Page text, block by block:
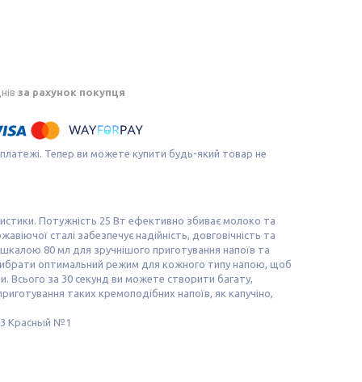
за рахунок покупця
платежі. Тепер ви можете купити будь-який товар не
Потужність 25 Вт ефективно збиває молоко та
сталі забезпечує надійність, довговічність та
80 мл для зручнішого приготування напоїв та
оптимальний режим для кожного типу напою, щоб
Всього за 30 секунд ви можете створити багату,
таких кремоподібних напоїв, як капучіно,